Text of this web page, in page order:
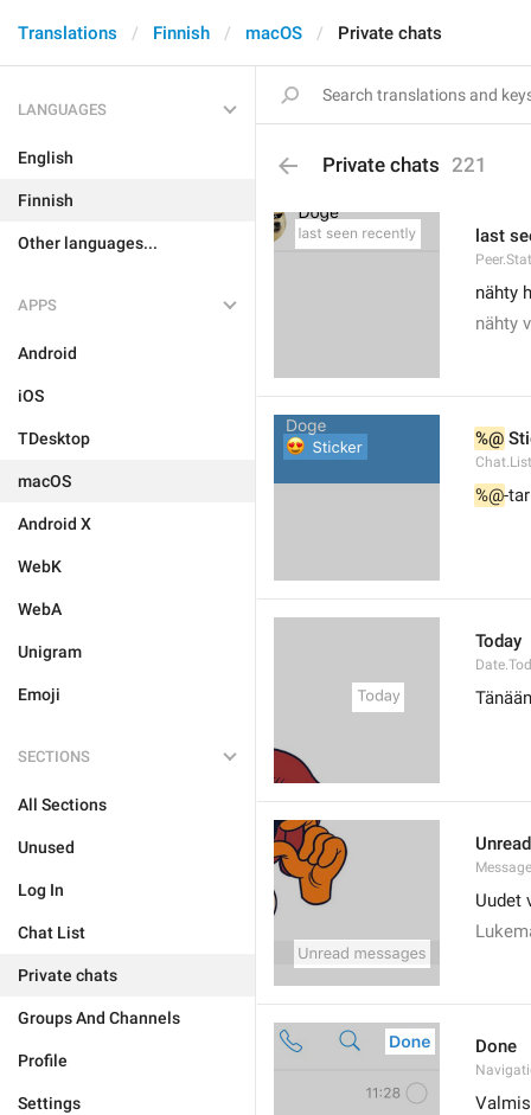
Translations Finnish macOS Private chats
LANGUAGES
English
Finnish
Other languages...
APPS
Android
iOS
TDesktop
macOS
Android X
WebK
WebA
Unigram
Emoji
SECTIONS
All Sections
Unused
Log In
Chat List
Private chats
Groups And Channels
Profile
Settings
Private chats 221
last
nähty
nähty
%@
%@-
Today
Tänään
Uudet
Done
Valmis